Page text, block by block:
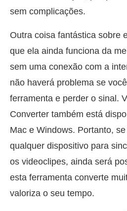
sem complicações.
Outra coisa fantástica sobre
que ela ainda funciona da
sem uma conexão com a
não haverá problema se
ferramenta e perder o sinal.
Converter também está
Mac e Windows. Portanto,
qualquer dispositivo para
os videoclipes, ainda será
esta ferramenta converte
valoriza o seu tempo.